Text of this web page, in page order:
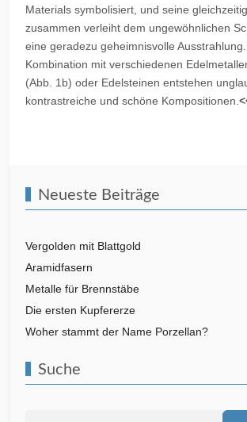
Materials symbolisiert, und seine
zusammen verleiht dem ungewöhnlichen
eine geradezu geheimnisvolle
Kombination mit verschiedenen
(Abb. 1b) oder Edelsteinen entstehen
kontrastreiche und schöne Kompositionen.
Neueste Beiträge
Vergolden mit Blattgold
Aramidfasern
Metalle für Brennstäbe
Die ersten Kupfererze
Woher stammt der Name Porzellan?
Suche